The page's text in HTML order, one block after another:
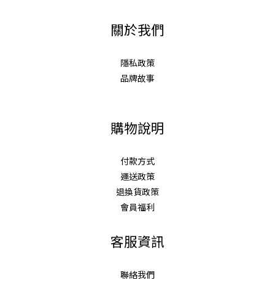
關於我們
隱私政策
品牌故事
購物說明
付款方式
運送政策
退換貨政策
會員福利
客服資訊
聯絡我們